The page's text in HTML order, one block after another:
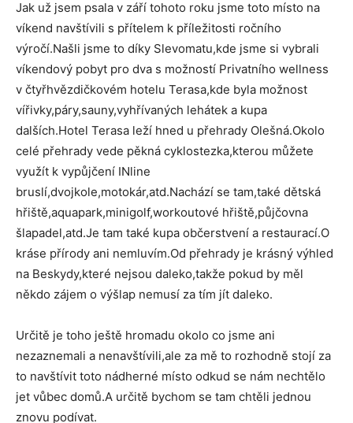
Jak už jsem psala v září tohoto roku jsme toto místo na
víkend navštívili s přítelem k příležitosti ročního
výročí.Našli jsme to díky Slevomatu,kde jsme si vybrali
víkendový pobyt pro dva s možností Privatního wellness
v čtyřhvězdičkovém hotelu Terasa,kde byla možnost
vířivky,páry,sauny,vyhřívaných lehátek a kupa
dalších.Hotel Terasa leží hned u přehrady Olešná.Okolo
celé přehrady vede pěkná cyklostezka,kterou můžete
využít k vypůjčení INline
bruslí,dvojkole,motokár,atd.Nachází se tam,také dětská
hřiště,aquapark,minigolf,workoutové hřiště,půjčovna
šlapadel,atd.Je tam také kupa občerstvení a restaurací.O
kráse přírody ani nemluvím.Od přehrady je krásný výhled
na Beskydy,které nejsou daleko,takže pokud by měl
někdo zájem o výšlap nemusí za tím jít daleko.
Určitě je toho ještě hromadu okolo co jsme ani
nezaznemali a nenavštívili,ale za mě to rozhodně stojí za
to navštívit toto nádherné místo odkud se nám nechtělo
jet vůbec domů.A určitě bychom se tam chtěli jednou
znovu podívat.